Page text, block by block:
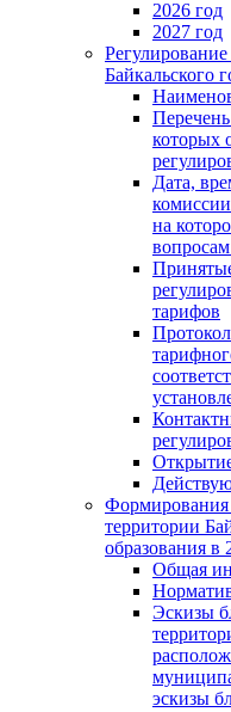
2026 год
2027 год
Байкальского
которых
Дата,
на
тарифов
Формирования
территории
образования в
Общая
Эскизы
эскизы